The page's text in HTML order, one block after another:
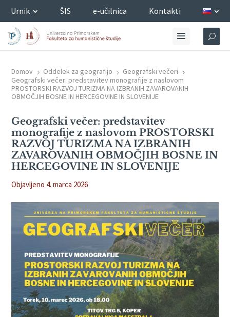
Urnik ŠIS e-učilnica Kontakti
Domov 5 Oddelek za geografijo 5 Geografski večeri 5
Geografski večer: predstavitev monografije z naslovom
PROSTORSKI RAZVOJ TURIZMA NA IZBRANIH ZAVAROVANIH
OBMOČJIH BOSNE IN HERCEGOVINE IN SLOVENIJE
Geografski večer: predstavitev
monografije z naslovom PROSTORSKI
RAZVOJ TURIZMA NA IZBRANIH
ZAVAROVANIH OBMOČJIH BOSNE IN
HERCEGOVINE IN SLOVENIJE
Objavljeno 4. marca 2026